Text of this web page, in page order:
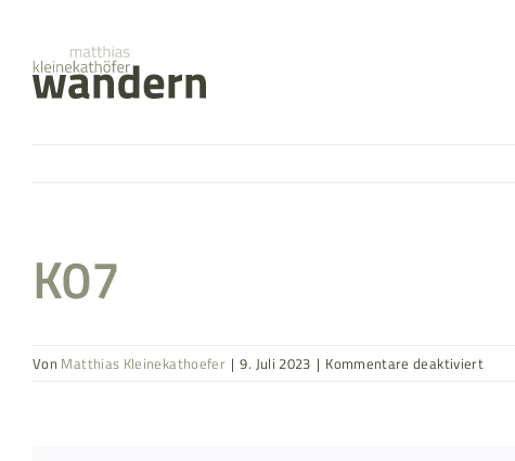
springen
Inhalt
springen
K07
Von Matthias Kleinekathoefer | 9. Juli 2023 | Kommentare deaktiviertfür